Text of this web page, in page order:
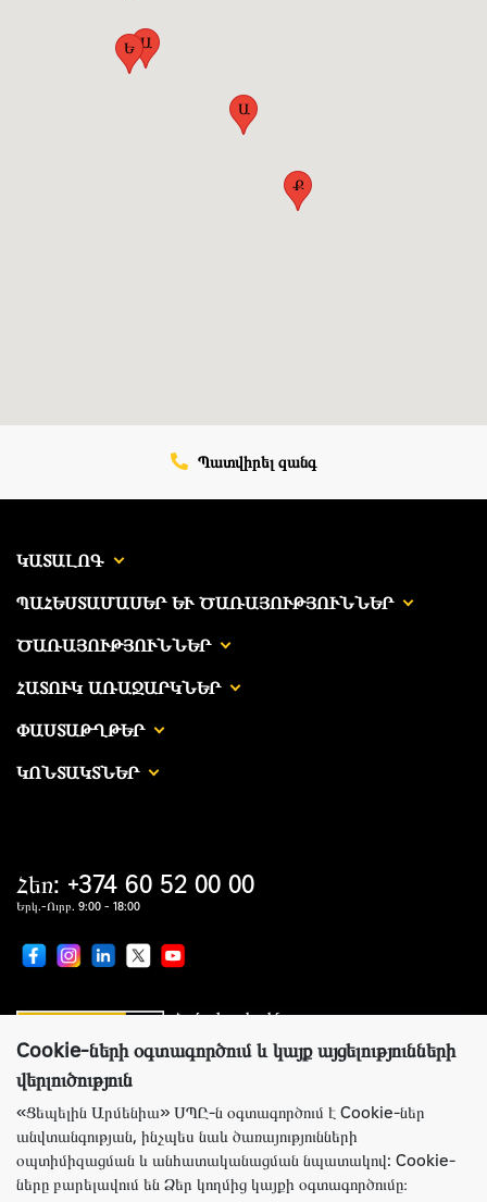
Ա
Ե
Ք
Ա
Պատվիրել զանգ
ԿԱՏԱԼՈԳ
ՊԱՀԵՍՏԱՄԱՍԵՐ ԵՒ ԾԱՌԱՅՈՒԹՅՈՒՆՆԵՐ
ԾԱՌԱՅՈՒԹՅՈՒՆՆԵՐ
ՀԱՏՈՒԿ ԱՌԱՋԱՐԿՆԵՐ
ՓԱՍՏԱԹՂԹԵՐ
ԿՈՆՏԱԿՏՆԵՐ
Համաշխարհային առաջատար
ներկայացուցիչ
Հեռ: +374 60 52 00 00
Երկ.-Ուրբ. 9:00 - 18:00
Կայքի ճիշտ աշխատանքի համար Ցեպելին Արմենիա ընկերությունն
օգտագործում է Cookie-ներ: Այս ֆայլերը պարունակում են տեղեկություններ
կայք՝ Ձեր նախկին այցելությունների մասին: Cookie-ները չեն նույնականացնում
Cookie-ների օգտագործում և կայք այցելությունների
վերլուծություն
«Ցեպելին Արմենիա» ՍՊԸ-ն օգտագործում է Cookie-ներ
անվտանգության, ինչպես նաև ծառայությունների
օպտիմիզացման և անհատականացման նպատակով: Cookie-
ները բարելավում են Ձեր կողմից կայքի օգտագործումը։